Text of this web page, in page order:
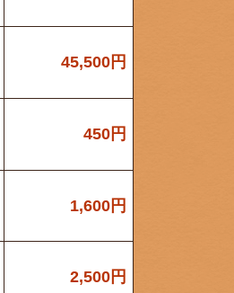
45,500円
450円
1,600円
2,500円